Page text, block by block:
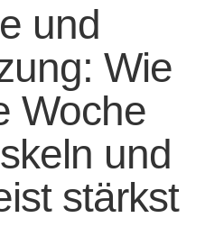
und
Wie
Woche
und
stärkst